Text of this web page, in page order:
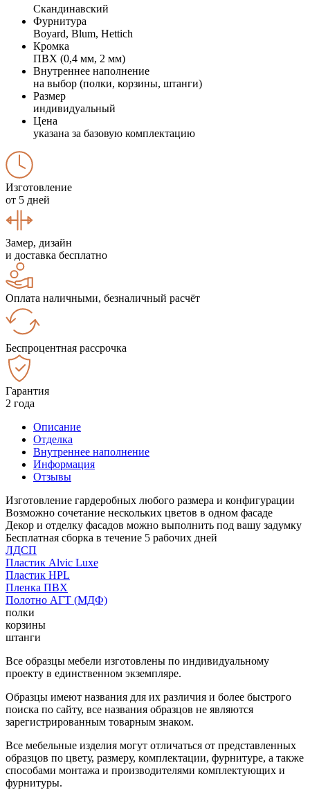
Скандинавский
Фурнитура
Boyard, Blum, Hettich
Кромка
ПВХ (0,4 мм, 2 мм)
Внутреннее наполнение
на выбор (полки, корзины, штанги)
Размер
индивидуальный
Цена
указана за базовую комплектацию
Изготовление
от 5 дней
Замер, дизайн
и доставка бесплатно
Оплата наличными, безналичный расчёт
Беспроцентная рассрочка
Гарантия
2 года
Описание
Отделка
Внутреннее наполнение
Информация
Отзывы
Изготовление гардеробных любого размера и конфигурации
Возможно сочетание нескольких цветов в одном фасаде
Декор и отделку фасадов можно выполнить под вашу задумку
Бесплатная сборка в течение 5 рабочих дней
ЛДСП
Пластик Alvic Luxe
Пластик HPL
Пленка ПВХ
Полотно АГТ (МДФ)
полки
корзины
штанги
Все образцы мебели изготовлены по индивидуальному
проекту в единственном экземпляре.
Образцы имеют названия для их различия и более быстрого
поиска по сайту, все названия образцов не являются
зарегистрированным товарным знаком.
Все мебельные изделия могут отличаться от представленных
образцов по цвету, размеру, комплектации, фурнитуре, а также
способами монтажа и производителями комплектующих и
фурнитуры.